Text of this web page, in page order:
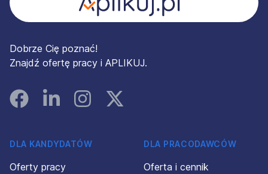
Dobrze Cię poznać!
Znajdź ofertę pracy i APLIKUJ.
FacebookLinked InInstagramInstagram
DLA KANDYDATÓW
Oferty pracy
DLA PRACODAWCÓW
Oferta i cennik